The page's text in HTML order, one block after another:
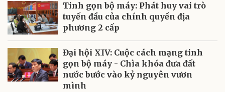
Tinh gọn bộ máy: Phát huy vai trò
tuyến đầu của chính quyền địa
phương 2 cấp
Đại hội XIV: Cuộc cách mạng tinh
gọn bộ máy - Chìa khóa đưa đất
nước bước vào kỷ nguyên vươn
mình